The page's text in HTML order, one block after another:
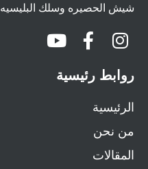
شيش الحصيره وسلك البليسيه
روابط رئيسية
الرئيسية
من نحن
المقالات